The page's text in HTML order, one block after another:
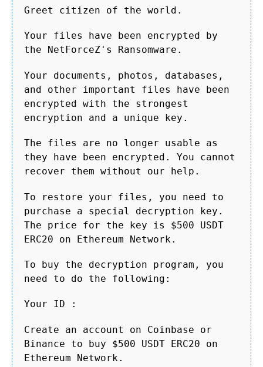
Greet citizen of the world.
Your files have been encrypted by
the NetForceZ's Ransomware.
Your documents, photos, databases,
and other important files have been
encrypted with the strongest
encryption and a unique key.
The files are no longer usable as
they have been encrypted. You cannot
recover them without our help.
To restore your files, you need to
purchase a special decryption key.
The price for the key is $500 USDT
ERC20 on Ethereum Network.
To buy the decryption program, you
need to do the following:
Your ID :
Create an account on Coinbase or
Binance to buy $500 USDT ERC20 on
Ethereum Network.